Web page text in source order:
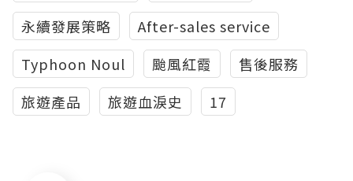
永續發展策略
After-sales service
Typhoon Noul
颱風紅霞
售後服務
旅遊產品
旅遊血淚史 17